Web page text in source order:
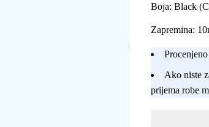
Boja: Black
Zapremina:
Ako niste
prijema robe